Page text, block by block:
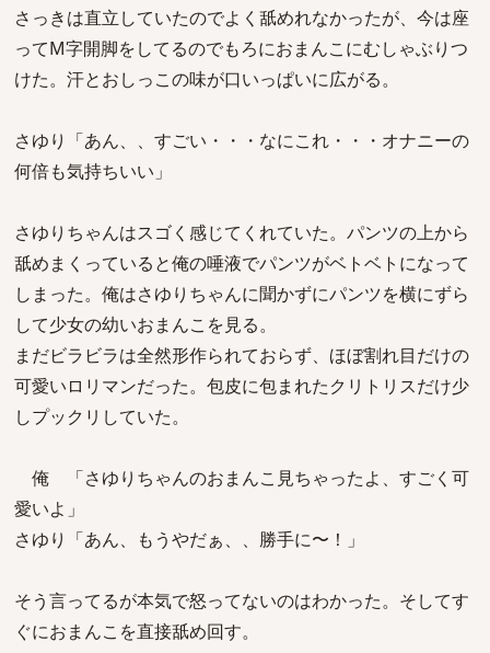
さっきは直立していたのでよく舐めれなかったが、今は座
ってM字開脚をしてるのでもろにおまんこにむしゃぶりつ
けた。汗とおしっこの味が口いっぱいに広がる。
さゆり「あん、、すごい・・・なにこれ・・・オナニーの
何倍も気持ちいい」
さゆりちゃんはスゴく感じてくれていた。パンツの上から
舐めまくっていると俺の唾液でパンツがベトベトになって
しまった。俺はさゆりちゃんに聞かずにパンツを横にずら
して少女の幼いおまんこを見る。
まだビラビラは全然形作られておらず、ほぼ割れ目だけの
可愛いロリマンだった。包皮に包まれたクリトリスだけ少
しプックリしていた。
俺 「さゆりちゃんのおまんこ見ちゃったよ、すごく可
愛いよ」
さゆり「あん、もうやだぁ、、勝手に〜！」
そう言ってるが本気で怒ってないのはわかった。そしてす
ぐにおまんこを直接舐め回す。